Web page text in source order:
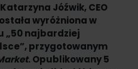
Jóźwik, CEO
wyróżniona w
„50 najbardziej
przygotowanym
. Opublikowany 5